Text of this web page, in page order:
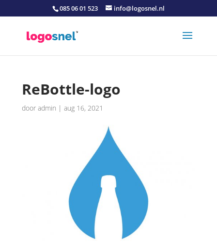
085 06 01 523 info@logosnel.nl
ReBottle-logo
door admin | aug 16, 2021